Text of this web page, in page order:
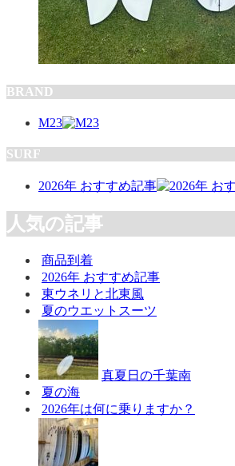
BRAND
M23
SURF
2026年 おすすめ記事
人気の記事
商品到着
2026年 おすすめ記事
東ウネリと北東風
夏のウエットスーツ
真夏日の千葉南
夏の海
2026年は何に乗りますか？